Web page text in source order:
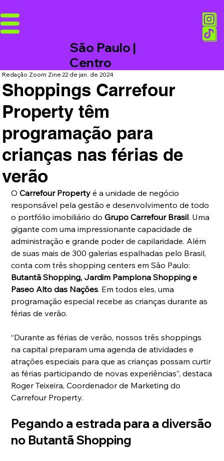
São Paulo |
Centro
Shoppings Carrefour
Property têm
programação para
crianças nas férias de
verão
Redação Zoom Zine22 de jan. de 2024
O Carrefour Property é a unidade de negócio
responsável pela gestão e desenvolvimento de todo
o portfólio imobiliário do Grupo Carrefour Brasil. Uma
gigante com uma impressionante capacidade de
administração e grande poder de capilaridade. Além
de suas mais de 300 galerias espalhadas pelo Brasil,
conta com três shopping centers em São Paulo:
Butantã Shopping, Jardim Pamplona Shopping e
Paseo Alto das Nações. Em todos eles, uma
programação especial recebe as crianças durante as
férias de verão.
“Durante as férias de verão, nossos três shoppings
na capital preparam uma agenda de atividades e
atrações especiais para que as crianças possam curtir
as férias participando de novas experiências”, destaca
Roger Teixeira, Coordenador de Marketing do
Carrefour Property.
Pegando a estrada para a diversão
no Butantã Shopping